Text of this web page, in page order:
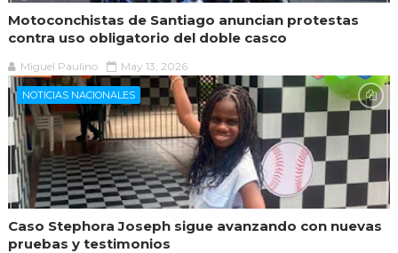
Motoconchistas de Santiago anuncian protestas
contra uso obligatorio del doble casco
Miguel Paulino May 13, 2026
NOTICIAS NACIONALES
Caso Stephora Joseph sigue avanzando con nuevas
pruebas y testimonios